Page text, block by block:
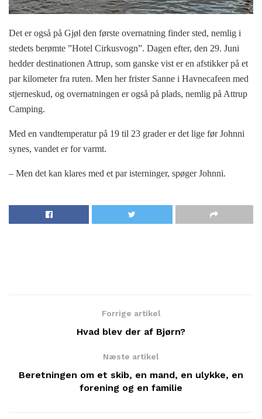
Det er også på Gjøl den første overnatning finder sted, nemlig i
stedets berømte ”Hotel Cirkusvogn”. Dagen efter, den 29. Juni
hedder destinationen Attrup, som ganske vist er en afstikker på et
par kilometer fra ruten. Men her frister Sanne i Havnecafeen med
stjerneskud, og overnatningen er også på plads, nemlig på Attrup
Camping.
Med en vandtemperatur på 19 til 23 grader er det lige før Johnni
synes, vandet er for varmt.
– Men det kan klares med et par isterninger, spøger Johnni.
Forrige artikel
Hvad blev der af Bjørn?
Næste artikel
Beretningen om et skib, en mand, en ulykke, en
forening og en familie